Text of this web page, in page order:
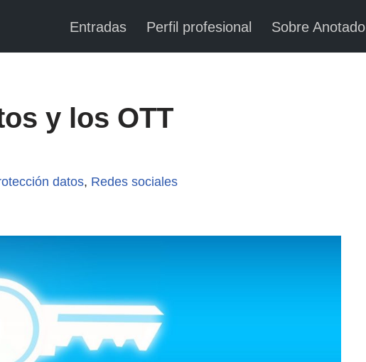
Entradas Perfil profesional Sobre Anotado
y los OTT
datos, Redes sociales